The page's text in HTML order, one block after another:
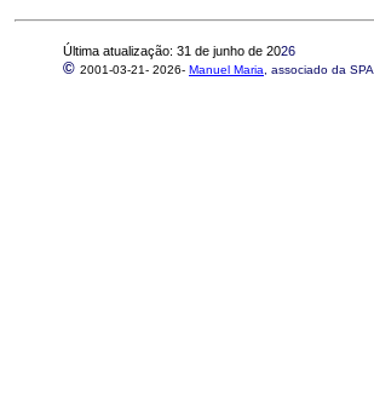
Última atualização: 31 de junho de 2026
© 2001-03-21- 2026- Manuel Maria , associado da SPA.